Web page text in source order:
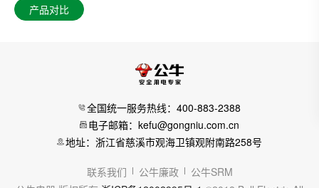
产品对比
全国统一服务热线：400-883-2388
电子邮箱：kefu@gongniu.com.cn
地址：浙江省慈溪市观海卫镇观附南路258号
联系我们 公牛廉政
公牛SRM